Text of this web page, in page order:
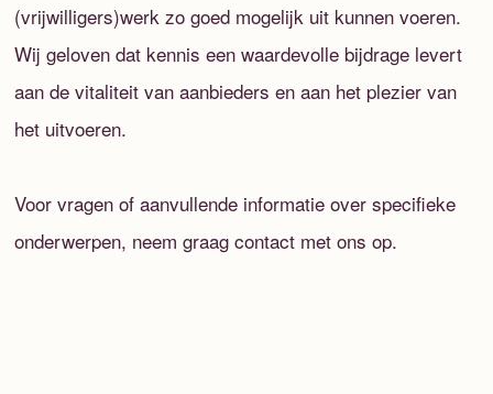
(vrijwilligers)werk zo goed mogelijk uit kunnen voeren.
Wij geloven dat kennis een waardevolle bijdrage levert
aan de vitaliteit van aanbieders en aan het plezier van
het uitvoeren.
Voor vragen of aanvullende informatie over specifieke
onderwerpen, neem graag contact met ons op.